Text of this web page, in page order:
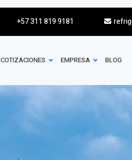
+57 311 819 9181
COTIZACIONES EMPRESA BLOG